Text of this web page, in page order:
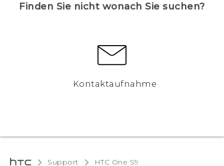
Finden Sie nicht wonach Sie suchen?
Kontaktaufnahme
Support HTC One S9‎